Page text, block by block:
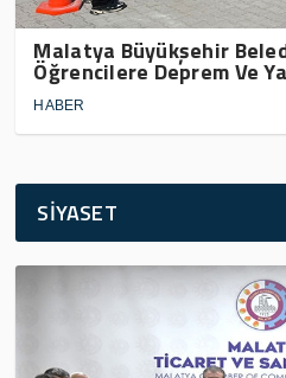
Malatya Büyükşehir
Öğrencilere Deprem Ve
HABER
SİYASET